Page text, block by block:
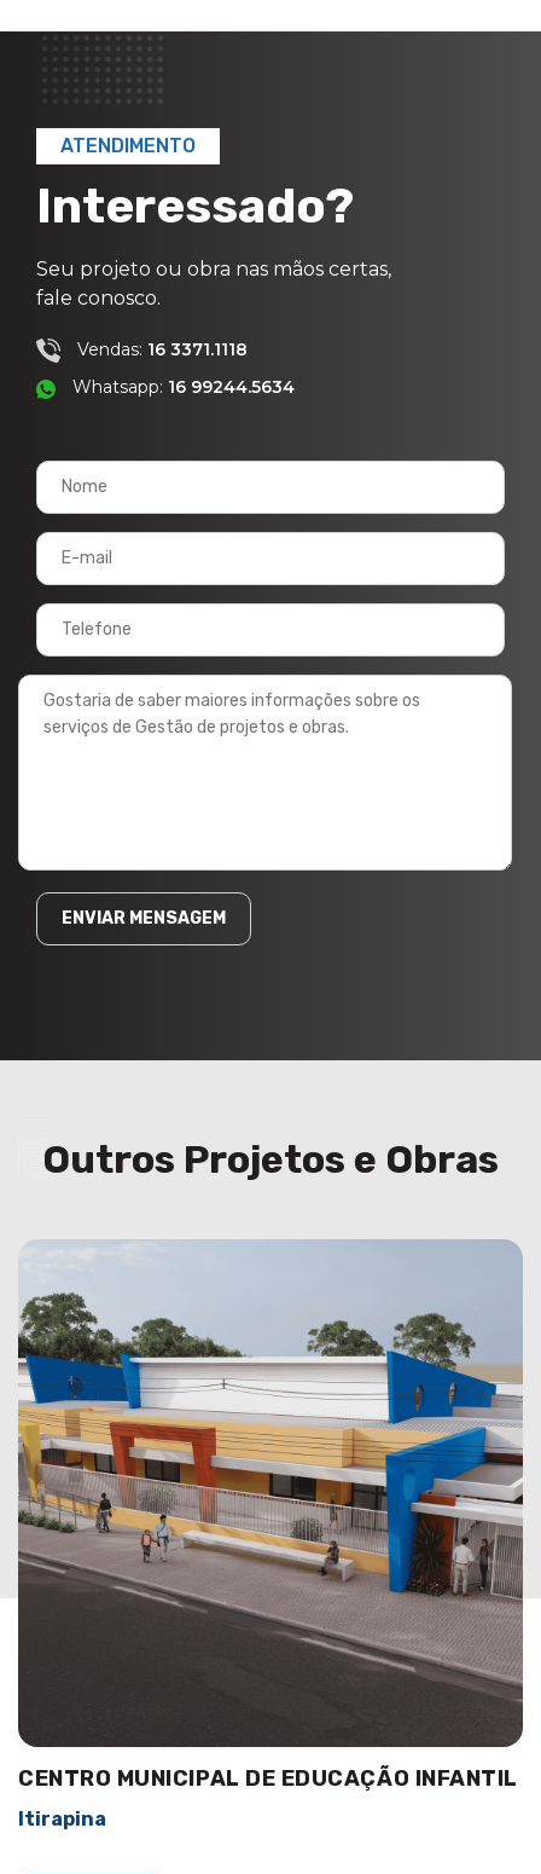
ATENDIMENTO
Interessado?
Seu projeto ou obra nas mãos certas,
fale conosco.
Vendas: 16 3371.1118
Whatsapp: 16 99244.5634
Outros Projetos e Obras
CENTRO MUNICIPAL DE EDUCAÇÃO INFANTIL
Itirapina